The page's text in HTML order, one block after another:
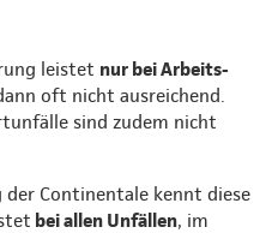
leistet nur bei Arbeits-
oft nicht ausreichend.
sind zudem nicht
Continentale kennt diese
bei allen Unfällen, im